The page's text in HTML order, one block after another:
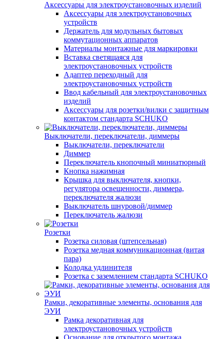
Аксессуары для электроустановочных изделий
Аксессуары для электроустановочных
устройств
Держатель для модульных бытовых
коммутационных аппаратов
Материалы монтажные для маркировки
Вставка светящаяся для
электроустановочных устройств
Адаптер переходный для
электроустановочных устройств
Ввод кабельный для электроустановочных
изделий
Аксессуары для розетки/вилки с защитным
контактом стандарта SCHUKO
Выключатели, переключатели, диммеры
Выключатели, переключатели
Диммер
Переключатель кнопочный миниатюрный
Кнопка нажимная
Крышка для выключателя, кнопки,
регулятора освещенности, диммера,
переключателя жалюзи
Выключатель шнуровой/диммер
Переключатель жалюзи
Розетки
Розетка силовая (штепсельная)
Розетка медная коммуникационная (витая
пара)
Колодка удлинителя
Розетка с заземлением стандарта SCHUKO
Рамки, декоративные элементы, основания для
ЭУИ
Рамка декоративная для
электроустановочных устройств
Основание для открытого монтажа